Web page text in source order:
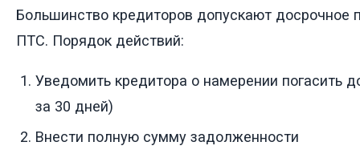
Большинство кредиторов допускают досрочное
ПТС. Порядок действий:
Уведомить кредитора о намерении погасить
за 30 дней)
Внести полную сумму задолженности